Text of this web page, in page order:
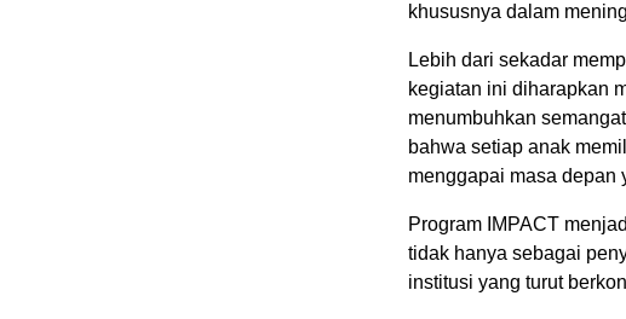
khususnya dalam
Lebih dari sekadar
kegiatan ini diharapkan
menumbuhkan
bahwa setiap anak
menggapai masa depan
Program IMPACT
tidak hanya sebagai
institusi yang turut